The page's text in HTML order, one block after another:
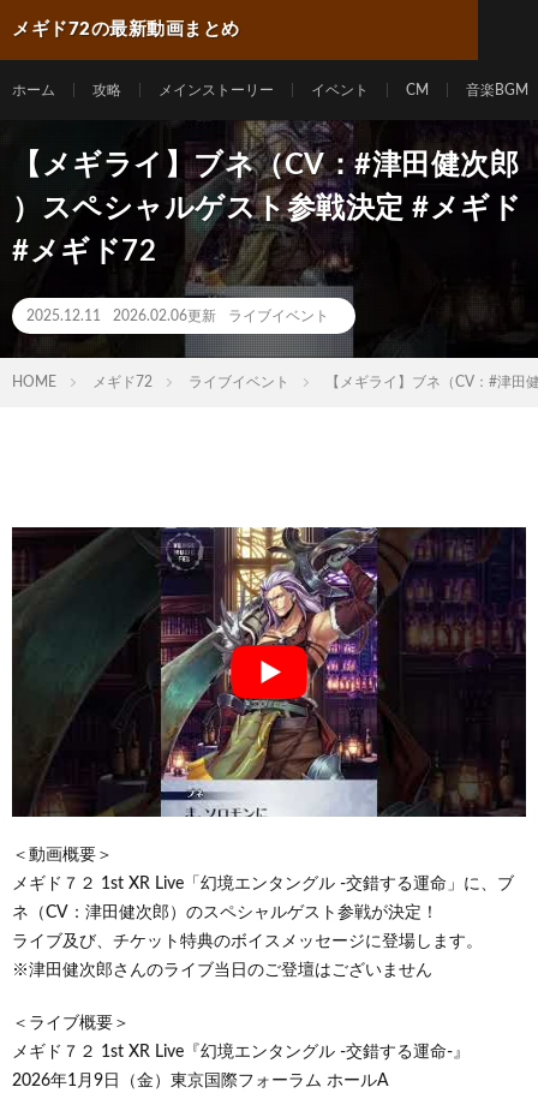
メギド72の最新動画まとめ
ホーム 攻略 メインストーリー イベント CM 音楽BGM
【メギライ】ブネ（CV：#津田健次郎
）スペシャルゲスト参戦決定 #メギド
#メギド72
2025.12.11 2026.02.06更新 ライブイベント
HOME メギド72 ライブイベント 【メギライ】ブネ（CV：#津田
＜動画概要＞
メギド７２ 1st XR Live「幻境エンタングル -交錯する運命」に、ブ
ネ（CV：津田健次郎）のスペシャルゲスト参戦が決定！
ライブ及び、チケット特典のボイスメッセージに登場します。
※津田健次郎さんのライブ当日のご登壇はございません
＜ライブ概要＞
メギド７２ 1st XR Live『幻境エンタングル -交錯する運命-』
2026年1月9日（金）東京国際フォーラム ホールA